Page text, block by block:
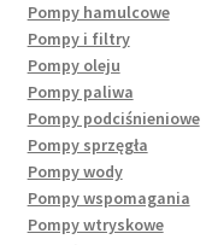
Pompy hamulcowe
Pompy i filtry
Pompy oleju
Pompy paliwa
Pompy podciśnieniowe
Pompy sprzęgła
Pompy wody
Pompy wspomagania
Pompy wtryskowe